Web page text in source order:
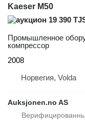
Kaeser M50
19 390
Промышленное
компрессор
2008
Норвегия, Volda
Auksjonen.no AS